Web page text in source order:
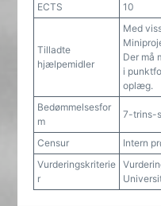
ECTS
10
Tilladte
hjælpemidler
Med
Der må
i
oplæg.
Bedømmelsesfor
m
7-trins-
Censur
Intern
Vurderingskriterie
r